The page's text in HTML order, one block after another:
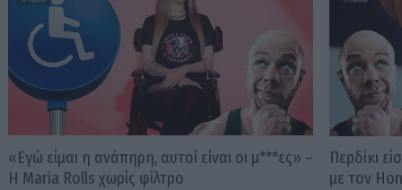
«Εγώ είμαι η ανάπηρη, αυτοί είναι οι μ***ες» –
Η Maria Rolls χωρίς φίλτρο
Περδίκι
με τον